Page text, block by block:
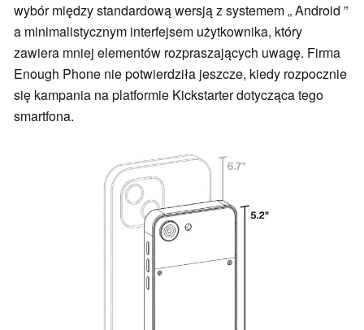
wybór między standardową wersją z systemem „ Android ”
a minimalistycznym interfejsem użytkownika, który
zawiera mniej elementów rozpraszających uwagę. Firma
Enough Phone nie potwierdziła jeszcze, kiedy rozpocznie
się kampania na platformie Kickstarter dotycząca tego
smartfona.